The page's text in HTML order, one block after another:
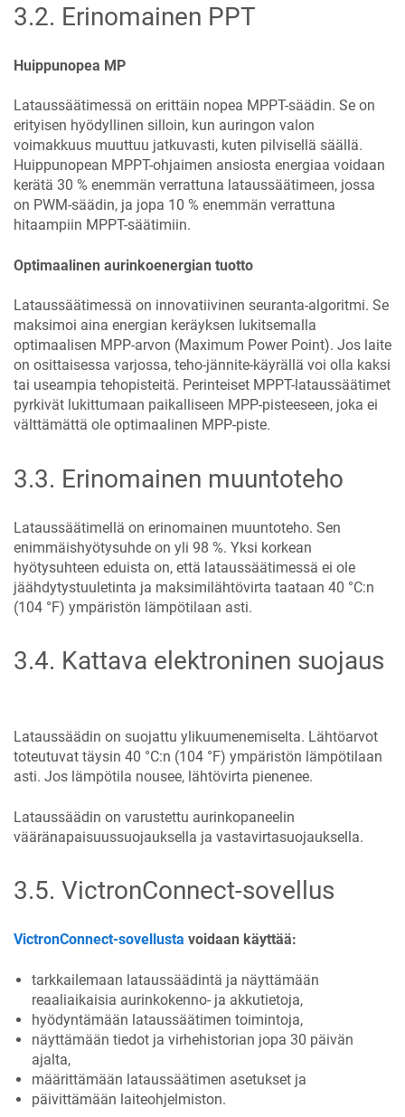
3.2. Erinomainen PPT
Huippunopea MP
Lataussäätimessä on erittäin nopea MPPT-säädin. Se on
erityisen hyödyllinen silloin, kun auringon valon
voimakkuus muuttuu jatkuvasti, kuten pilvisellä säällä.
Huippunopean MPPT-ohjaimen ansiosta energiaa voidaan
kerätä 30 % enemmän verrattuna lataussäätimeen, jossa
on PWM-säädin, ja jopa 10 % enemmän verrattuna
hitaampiin MPPT-säätimiin.
Optimaalinen aurinkoenergian tuotto
Lataussäätimessä on innovatiivinen seuranta-algoritmi. Se
maksimoi aina energian keräyksen lukitsemalla
optimaalisen MPP-arvon (Maximum Power Point). Jos laite
on osittaisessa varjossa, teho-jännite-käyrällä voi olla kaksi
tai useampia tehopisteitä. Perinteiset MPPT-lataussäätimet
pyrkivät lukittumaan paikalliseen MPP-pisteeseen, joka ei
välttämättä ole optimaalinen MPP-piste.
3.3. Erinomainen muuntoteho
Lataussäätimellä on erinomainen muuntoteho. Sen
enimmäishyötysuhde on yli 98 %. Yksi korkean
hyötysuhteen eduista on, että lataussäätimessä ei ole
jäähdytystuuletinta ja maksimilähtövirta taataan 40 °C:n
(104 °F) ympäristön lämpötilaan asti.
3.4. Kattava elektroninen suojaus
Lataussäädin on suojattu ylikuumenemiselta. Lähtöarvot
toteutuvat täysin 40 °C:n (104 °F) ympäristön lämpötilaan
asti. Jos lämpötila nousee, lähtövirta pienenee.
Lataussäädin on varustettu aurinkopaneelin
vääränapaisuussuojauksella ja vastavirtasuojauksella.
3.5. VictronConnect-sovellus
VictronConnect-sovellusta voidaan käyttää:
tarkkailemaan lataussäädintä ja näyttämään
reaaliaikaisia aurinkokenno- ja akkutietoja,
hyödyntämään lataussäätimen toimintoja,
näyttämään tiedot ja virhehistorian jopa 30 päivän
ajalta,
määrittämään lataussäätimen asetukset ja
päivittämään laiteohjelmiston.